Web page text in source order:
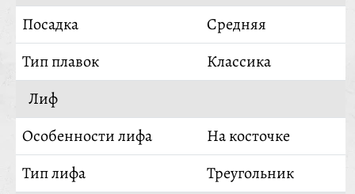
Посадка
Средняя
Тип плавок
Классика
Лиф
Особенности лифа
На косточке
Тип лифа
Треугольник